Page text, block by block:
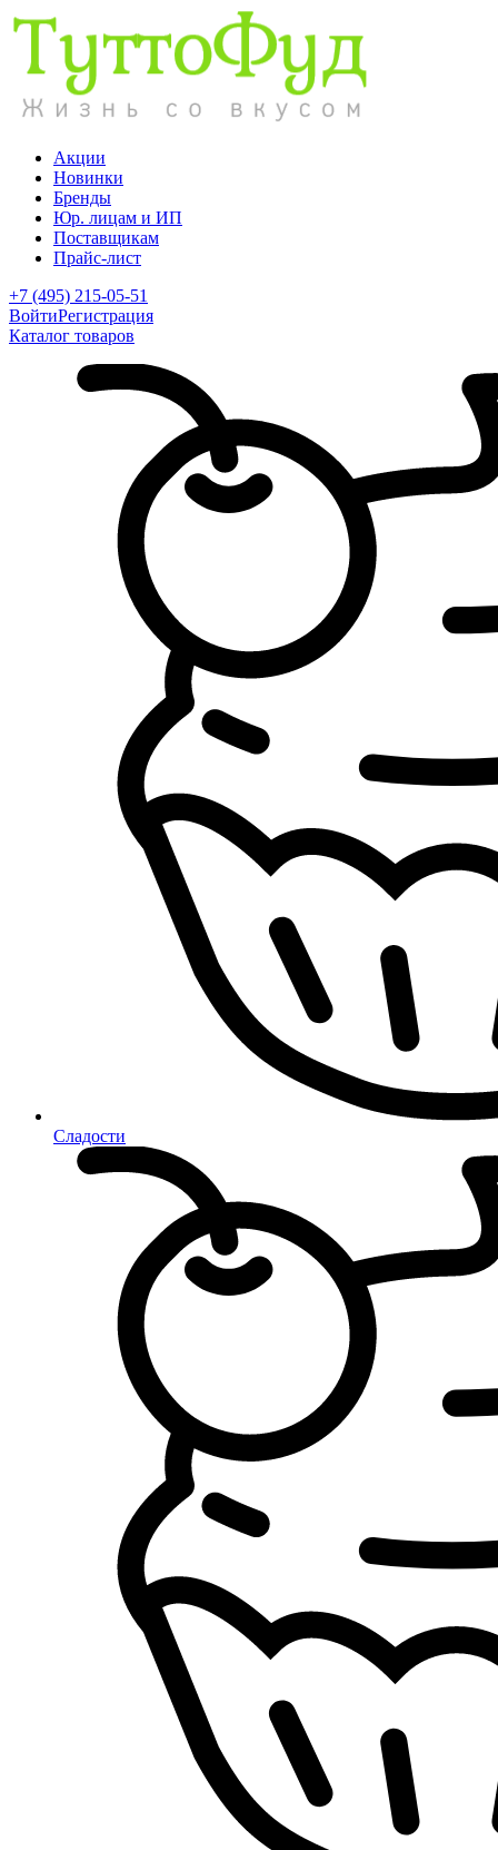
Акции
Новинки
Бренды
Юр. лицам и ИП
Поставщикам
Прайс-лист
+7 (495) 215-05-51
ВойтиРегистрация
Каталог товаров
Сладости